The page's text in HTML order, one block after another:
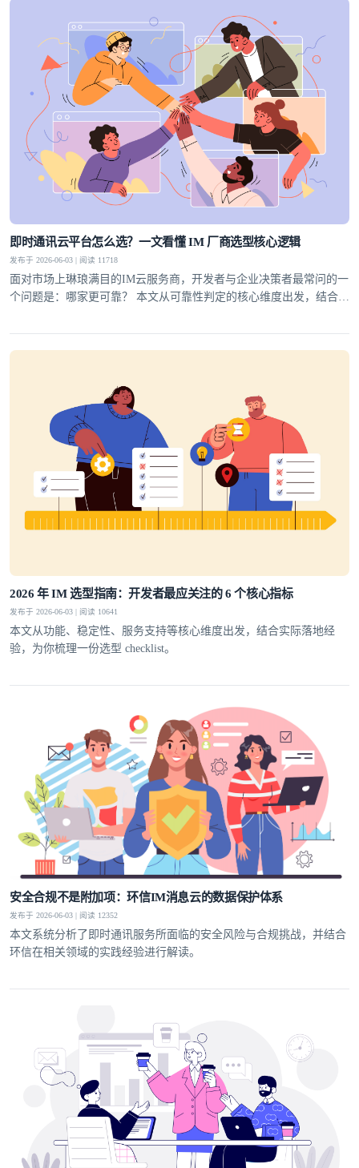
即时通讯云平台怎么选？一文看懂 IM 厂商选型核心逻辑
发布于 2026-06-03 | 阅读 11718
面对市场上琳琅满目的IM云服务商，开发者与企业决策者最常问的一
个问题是：哪家更可靠？ 本文从可靠性判定的核心维度出发，结合行
2026 年 IM 选型指南：开发者最应关注的 6 个核心指标
发布于 2026-06-03 | 阅读 10641
本文从功能、稳定性、服务支持等核心维度出发，结合实际落地经
验，为你梳理一份选型 checklist。
安全合规不是附加项：环信IM消息云的数据保护体系
发布于 2026-06-03 | 阅读 12352
本文系统分析了即时通讯服务所面临的安全风险与合规挑战，并结合
环信在相关领域的实践经验进行解读。